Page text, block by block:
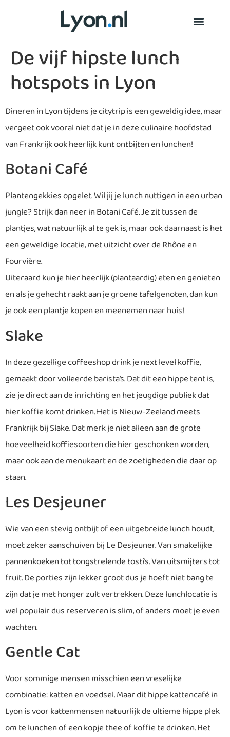
De vijf hipste lunch
hotspots in Lyon
Dineren in Lyon tijdens je citytrip is een geweldig idee, maar
vergeet ook vooral niet dat je in deze culinaire hoofdstad
van Frankrijk ook heerlijk kunt ontbijten en lunchen!
Botani Café
Plantengekkies opgelet. Wil jij je lunch nuttigen in een urban
jungle? Strijk dan neer in Botani Café. Je zit tussen de
plantjes, wat natuurlijk al te gek is, maar ook daarnaast is het
een geweldige locatie, met uitzicht over de Rhône en
Fourvière.
Uiteraard kun je hier heerlijk (plantaardig) eten en genieten
en als je gehecht raakt aan je groene tafelgenoten, dan kun
je ook een plantje kopen en meenemen naar huis!
Slake
In deze gezellige coffeeshop drink je next level koffie,
gemaakt door volleerde barista’s. Dat dit een hippe tent is,
zie je direct aan de inrichting en het jeugdige publiek dat
hier koffie komt drinken. Het is Nieuw-Zeeland meets
Frankrijk bij Slake. Dat merk je niet alleen aan de grote
hoeveelheid koffiesoorten die hier geschonken worden,
maar ook aan de menukaart en de zoetigheden die daar op
staan.
Les Desjeuner
Wie van een stevig ontbijt of een uitgebreide lunch houdt,
moet zeker aanschuiven bij Le Desjeuner. Van smakelijke
pannenkoeken tot tongstrelende tosti’s. Van uitsmijters tot
fruit. De porties zijn lekker groot dus je hoeft niet bang te
zijn dat je met honger zult vertrekken. Deze lunchlocatie is
wel populair dus reserveren is slim, of anders moet je even
wachten.
Gentle Cat
Voor sommige mensen misschien een vreselijke
combinatie: katten en voedsel. Maar dit hippe kattencafé in
Lyon is voor kattenmensen natuurlijk de ultieme hippe plek
om te lunchen of een kopje thee of koffie te drinken. Het